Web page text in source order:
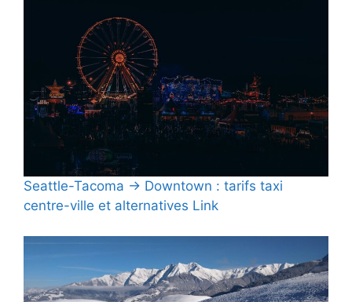
Seattle-Tacoma → Downtown : tarifs taxi
centre-ville et alternatives Link